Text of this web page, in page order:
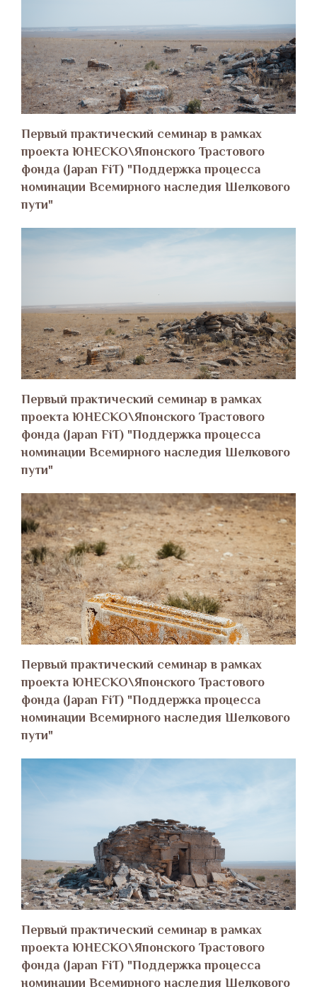
Первый практический семинар в рамках
проекта ЮНЕСКО\Японского Трастового
фонда (Japan FiT) "Поддержка процесса
номинации Всемирного наследия Шелкового
пути"
Первый практический семинар в рамках
проекта ЮНЕСКО\Японского Трастового
фонда (Japan FiT) "Поддержка процесса
номинации Всемирного наследия Шелкового
пути"
Первый практический семинар в рамках
проекта ЮНЕСКО\Японского Трастового
фонда (Japan FiT) "Поддержка процесса
номинации Всемирного наследия Шелкового
пути"
Первый практический семинар в рамках
проекта ЮНЕСКО\Японского Трастового
фонда (Japan FiT) "Поддержка процесса
номинации Всемирного наследия Шелкового